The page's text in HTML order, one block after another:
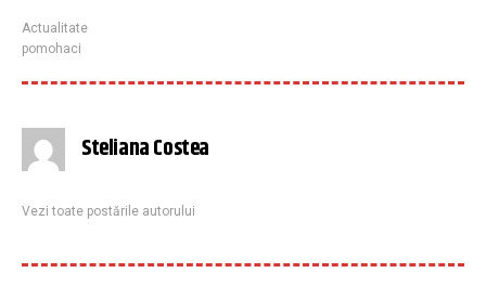
Actualitate
pomohaci
Steliana Costea
Vezi toate postările autorului